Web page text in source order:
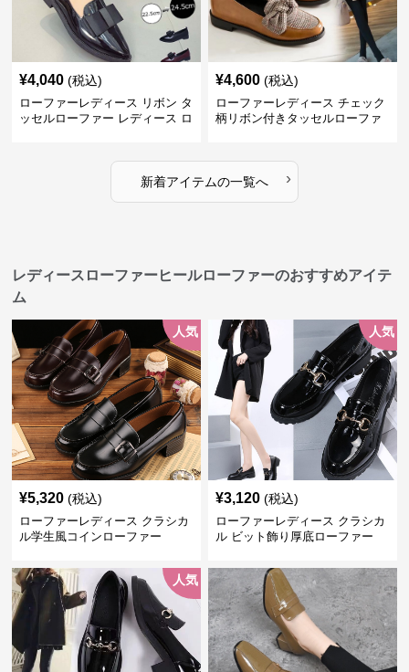
¥4,040 (税込)
ローファーレディース リボン タ
ッセルローファー レディース ロ
¥4,600 (税込)
ローファーレディース チェック
柄リボン付きタッセルローファ
新着アイテムの一覧へ ›
レディースローファーヒールローファーのおすすめアイテ
ム
人気
¥5,320 (税込)
ローファーレディース クラシカ
ル学生風コインローファー
人気
¥3,120 (税込)
ローファーレディース クラシカ
ル ビット飾り厚底ローファー
人気